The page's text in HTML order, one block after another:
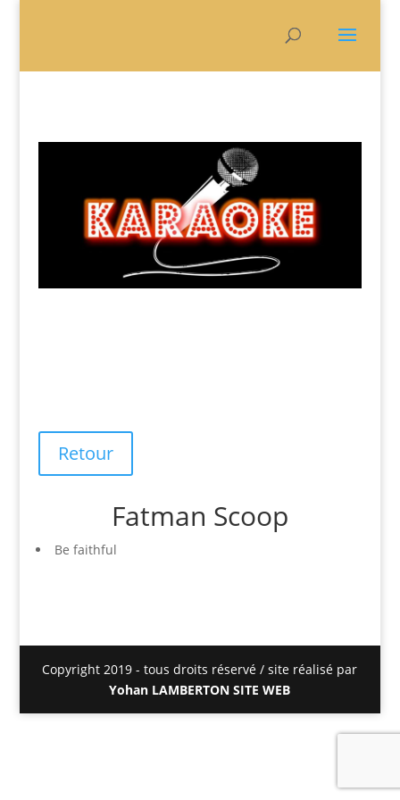
Retour
Fatman Scoop
Be faithful
Copyright 2019 - tous droits réservé / site réalisé par
Yohan LAMBERTON SITE WEB